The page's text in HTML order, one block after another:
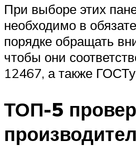
При выборе этих
необходимо в
порядке обращать
чтобы они
12467, а также
ТОП-5